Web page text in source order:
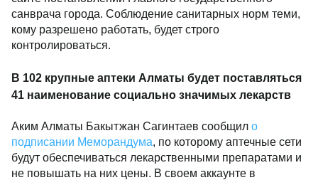
санврача города. Соблюдение санитарных норм теми,
кому разрешено работать, будет строго
контролироваться.
В 102 крупные аптеки Алматы будет поставляться
41 наименование социально значимых лекарств
Аким Алматы Бакытжан Сагинтаев сообщил о
подписании Меморандума, по которому аптечные сети
будут обеспечиваться лекарственными препаратами и
не повышать на них цены. В своем аккаунте в